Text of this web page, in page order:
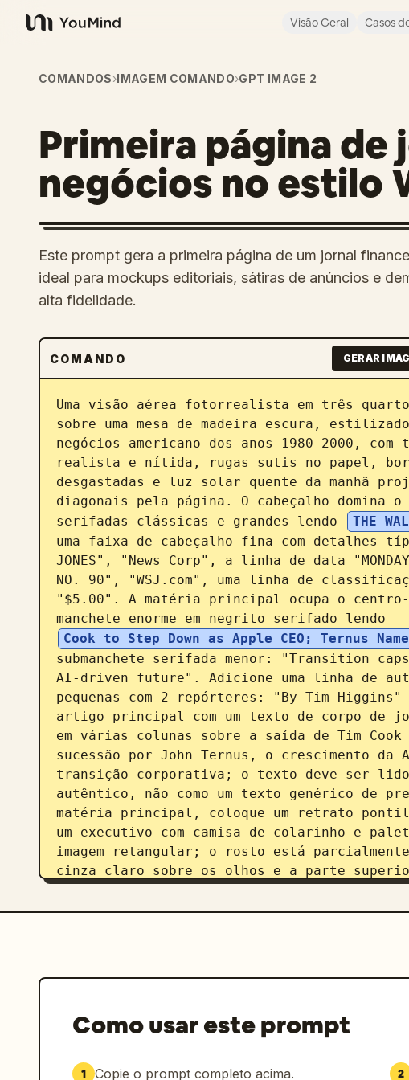
YouMind
Visão Geral Casos
COMANDOS›IMAGEM COMANDO›GPT IMAGE 2
Primeira página de
negócios no estilo
Este prompt gera a primeira página de um jornal
ideal para mockups editoriais, sátiras de anúncios e
alta fidelidade.
COMANDO GERAR
Uma visão aérea fotorrealista em três
sobre uma mesa de madeira escura,
negócios americano dos anos 1980–2000,
realista e nítida, rugas sutis no papel,
desgastadas e luz solar quente da manhã
diagonais pela página. O cabeçalho domina
serifadas clássicas e grandes lendo
THE
uma faixa de cabeçalho fina com detalhes
JONES", "News Corp", a linha de data
NO. 90", "WSJ.com", uma linha de
"$5.00". A matéria principal ocupa o centro-
manchete enorme em negrito serifado lendo
Cook to Step Down as Apple CEO; Ternus
submanchete serifada menor: "Transition
AI-driven future". Adicione uma linha de
pequenas com 2 repórteres: "By Tim
artigo principal com um texto de corpo de
em várias colunas sobre a saída de Tim Cook
sucessão por John Ternus, o crescimento
transição corporativa; o texto deve ser lido
autêntico, não como um texto genérico de
matéria principal, coloque um retrato
um executivo com camisa de colarinho e
imagem retangular; o rosto está
cinza claro sobre os olhos e a parte
intitulada "What’s New" com exatamente 2
in AI Arms Race" com a autoria "By Liz
chips, plataformas e competição de IA. À
Como usar este prompt
1 Copie o prompt completo acima. 2